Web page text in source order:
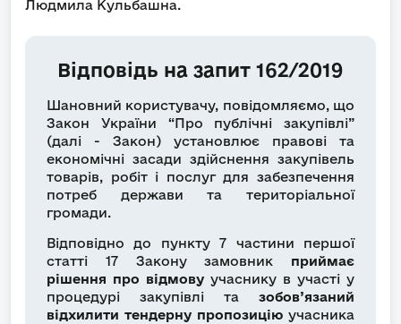
Людмила Кульбашна.
Відповідь на запит 162/2019
Шановний користувачу, повідомляємо, що
Закон України “Про публічні закупівлі”
(далі - Закон) установлює правові та
економічні засади здійснення закупівель
товарів, робіт і послуг для забезпечення
потреб держави та територіальної
громади.
Відповідно до пункту 7 частини першої
статті 17 Закону замовник приймає
рішення про відмову учаснику в участі у
процедурі закупівлі та зобов’язаний
відхилити тендерну пропозицію учасника